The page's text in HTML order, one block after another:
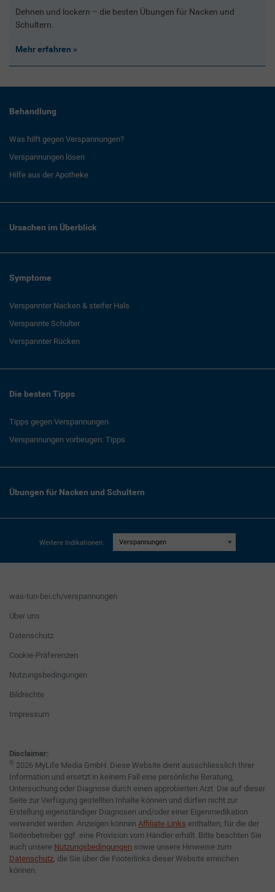
Dehnen und lockern – die besten Übungen für Nacken und
Schultern.
Mehr erfahren
Behandlung
Was hilft gegen Verspannungen?
Verspannungen lösen
Hilfe aus der Apotheke
Ursachen im Überblick
Symptome
Verspannter Nacken & steifer Hals
Verspannte Schulter
Verspannter Rücken
Die besten Tipps
Tipps gegen Verspannungen
Verspannungen vorbeugen: Tipps
Übungen für Nacken und Schultern
Weitere Indikationen:
was-tun-bei.ch/verspannungen
Über uns
Datenschutz
Cookie-Präferenzen
Nutzungsbedingungen
Bildrechte
Impressum
Disclaimer:
© 2026 MyLife Media GmbH. Diese Website dient ausschliesslich Ihrer
Information und ersetzt in keinem Fall eine persönliche Beratung,
Untersuchung oder Diagnose durch einen approbierten Arzt. Die auf dieser
Seite zur Verfügung gestellten Inhalte können und dürfen nicht zur
Erstellung eigenständiger Diagnosen und/oder einer Eigenmedikation
verwendet werden. Anzeigen können Affiliate-Links enthalten, für die der
Seitenbetreiber ggf. eine Provision vom Händler erhält. Bitte beachten Sie
auch unsere Nutzungsbedingungen sowie unsere Hinweise zum
Datenschutz, die Sie über die Footerlinks dieser Website erreichen
können.